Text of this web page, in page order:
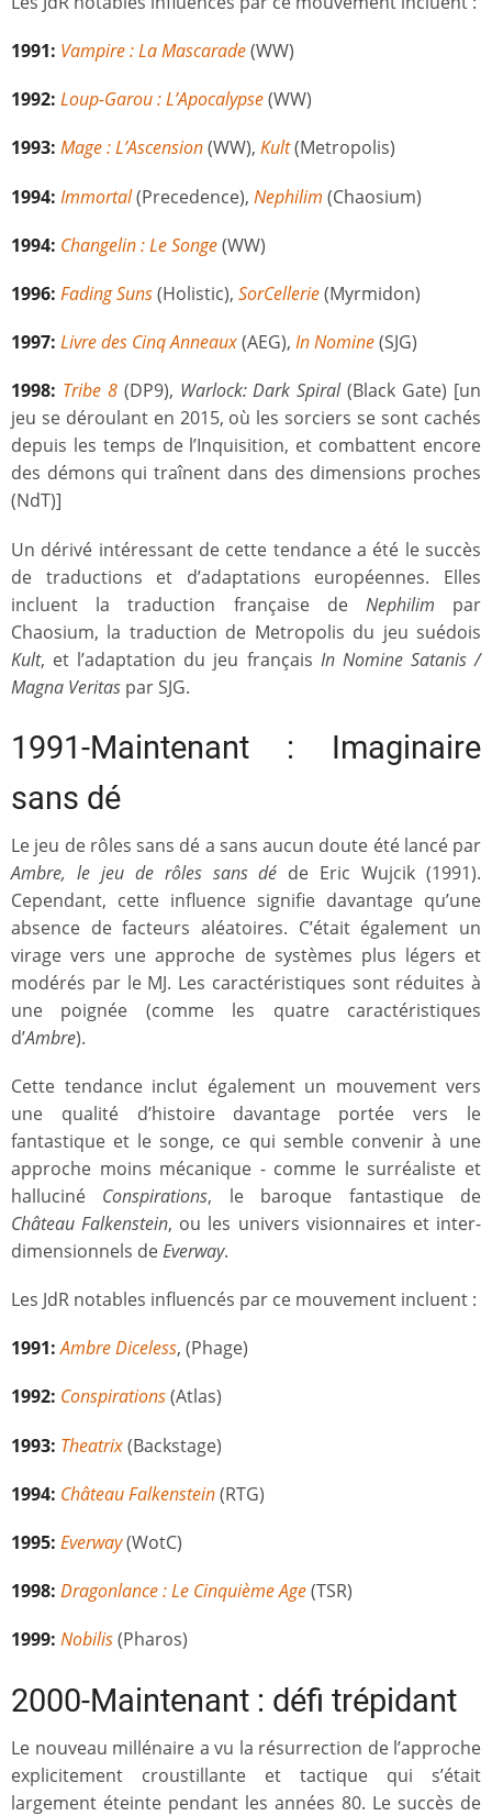
1991: Vampire : La Mascarade(WW)
1992: Loup-Garou : L’Apocalypse(WW)
1993: Mage : L’Ascension(WW), Kult(Metropolis)
1994: Immortal(Precedence), Nephilim (Chaosium)
1994: Changelin : Le Songe(WW)
1996: Fading Suns(Holistic), SorCellerie(Myrmidon)
1997: Livre des Cinq Anneaux(AEG), In Nomine(SJG)
1998: Tribe 8(DP9), Warlock: Dark Spiral(Black Gate) [un
jeu se déroulant en 2015, où les sorciers se sont cachés
depuis les temps de l’Inquisition, et combattent encore
des démons qui traînent dans des dimensions proches
(NdT)]
Un dérivé intéressant de cette tendance a été le succès
de traductions et d’adaptations européennes. Elles
incluent la traduction française de Nephilim par
Chaosium, la traduction de Metropolis du jeu suédois
Kult, et l’adaptation du jeu français In Nomine Satanis /
Magna Veritas par SJG.
1991-Maintenant : Imaginaire
sans dé
Le jeu de rôles sans dé a sans aucun doute été lancé par
Ambre, le jeu de rôles sans dé de Eric Wujcik (1991).
Cependant, cette influence signifie davantage qu’une
absence de facteurs aléatoires. C’était également un
virage vers une approche de systèmes plus légers et
modérés par le MJ. Les caractéristiques sont réduites à
une poignée (comme les quatre caractéristiques
d’Ambre).
Cette tendance inclut également un mouvement vers
une qualité d’histoire davantage portée vers le
fantastique et le songe, ce qui semble convenir à une
approche moins mécanique - comme le surréaliste et
halluciné Conspirations, le baroque fantastique de
Château Falkenstein, ou les univers visionnaires et inter-
dimensionnels deEverway.
Les JdR notables influencés par ce mouvement incluent :
1991: Ambre Diceless, (Phage)
1992: Conspirations(Atlas)
1993: Theatrix(Backstage)
1994: Château Falkenstein(RTG)
1995: Everway(WotC)
1998: Dragonlance : Le Cinquième Age(TSR)
1999: Nobilis(Pharos)
2000-Maintenant : défi trépidant
Le nouveau millénaire a vu la résurrection de l’approche
explicitement croustillante et tactique qui s’était
largement éteinte pendant les années 80. Le succès de